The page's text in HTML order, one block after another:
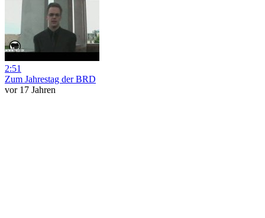
2:51
Zum Jahrestag der BRD
vor 17 Jahren